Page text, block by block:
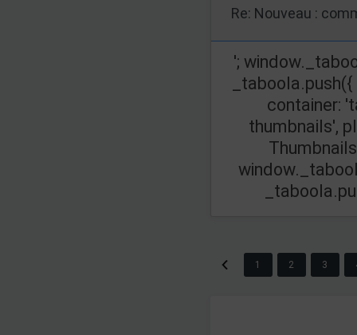
Re: Nouveau :
';
container:
thumbnails',
1 2 3